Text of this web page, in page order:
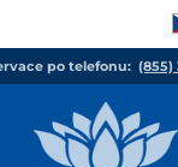
po telefonu: (855)